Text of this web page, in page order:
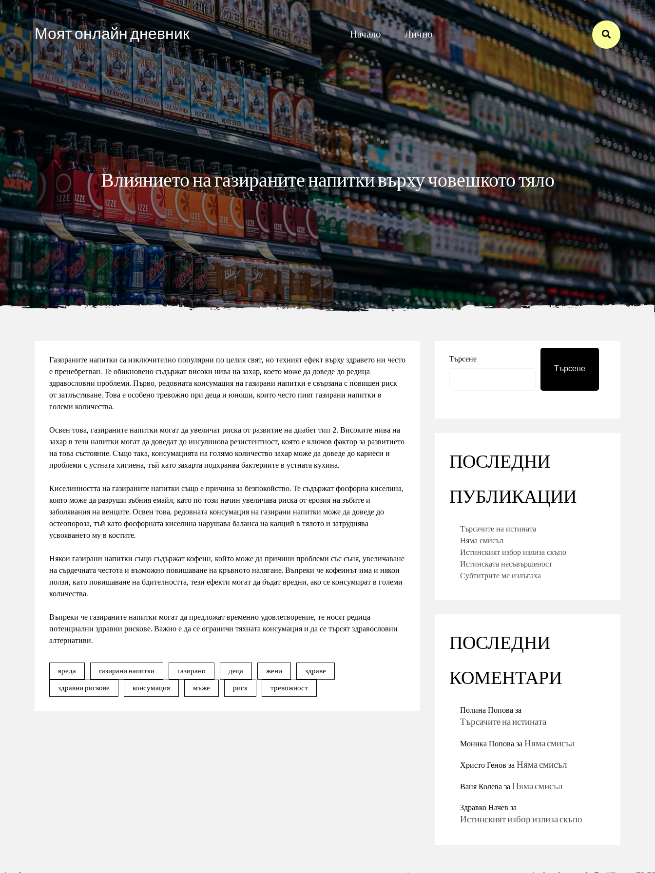
Моят онлайн дневник Начало Лично
Влиянието на газираните напитки върху човешкото тяло
Газираните напитки са изключително популярни по целия свят, но техният ефект върху здравето ни често
е пренебрегван. Те обикновено съдържат високи нива на захар, което може да доведе до редица
здравословни проблеми. Първо, редовната консумация на газирани напитки е свързана с повишен риск
от затлъстяване. Това е особено тревожно при деца и юноши, които често пият газирани напитки в
големи количества.
Освен това, газираните напитки могат да увеличат риска от развитие на диабет тип 2. Високите нива на
захар в тези напитки могат да доведат до инсулинова резистентност, която е ключов фактор за развитието
на това състояние. Също така, консумацията на голямо количество захар може да доведе до кариеси и
проблеми с устната хигиена, тъй като захарта подхранва бактериите в устната кухина.
Киселинността на газираните напитки също е причина за безпокойство. Те съдържат фосфорна киселина,
която може да разруши зъбния емайл, като по този начин увеличава риска от ерозия на зъбите и
заболявания на венците. Освен това, редовната консумация на газирани напитки може да доведе до
остеопороза, тъй като фосфорната киселина нарушава баланса на калций в тялото и затруднява
усвояването му в костите.
Някои газирани напитки също съдържат кофеин, който може да причини проблеми със съня, увеличаване
на сърдечната честота и възможно повишаване на кръвното налягане. Въпреки че кофеинът има и някои
ползи, като повишаване на бдителността, тези ефекти могат да бъдат вредни, ако се консумират в големи
количества.
Въпреки че газираните напитки могат да предложат временно удовлетворение, те носят редица
потенциални здравни рискове. Важно е да се ограничи тяхната консумация и да се търсят здравословни
алтернативи.
вреда газирани напитки газирано деца жени
здраве
здравни рискове
консумация мъже риск тревожност
Търсене
Търсене
ПОСЛЕДНИ
ПУБЛИКАЦИИ
Търсачите на истината
Няма смисъл
Истинският избор излиза скъпо
Истинската несъвършеност
Субтитрите ме излъгаха
ПОСЛЕДНИ
КОМЕНТАРИ
Полина Поповаза
Търсачите на истината
Моника ПоповазаНяма смисъл
Христо ГеновзаНяма смисъл
Ваня КолевазаНяма смисъл
Здравко Начевза
Истинският избор излиза скъпо